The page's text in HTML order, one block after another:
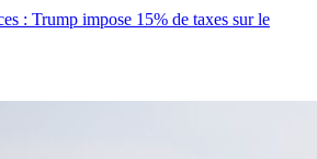
: Trump impose 15% de taxes sur le